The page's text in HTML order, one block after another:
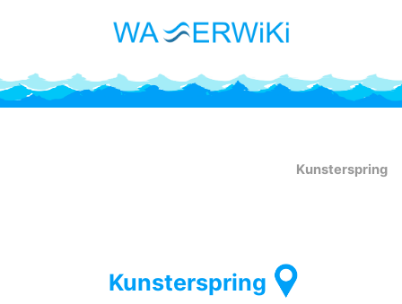
Kunsterspring
Kunsterspring